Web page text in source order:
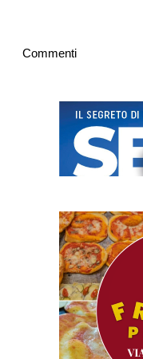
Commenti